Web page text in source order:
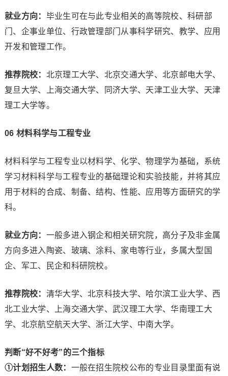
就业方向： 毕业生可在与此专业相关的高等院校、科研部
门、企事业单位、行政管理部门从事科学研究、教学、应用
开发和管理工作。
推荐院校： 北京理工大学、北京交通大学、北京邮电大学、
复旦大学、上海交通大学、同济大学、天津工业大学、天津
理工大学等。
06 材料科学与工程专业
材料科学与工程专业以材料学、化学、物理学为基础，系统
学习材料科学与工程专业的基础理论和实验技能，并将其应
用于材料的合成、制备、结构、性能、应用等方面研究的学
科。
就业方向： 一般多进入钢企和相关研究院，高分子及非金属
方向多进入陶瓷、玻璃、涂料、家电等行业，多属大型国
企、军工、民企和科研院校。
推荐院校： 清华大学、北京科技大学、哈尔滨工业大学、西
北工业大学、上海交通大学、武汉理工大学、华南理工大
学、北京航空航天大学、浙江大学、中南大学。
判断“好不好考”的三个指标
①计划招生人数： 一般在招生院校公布的专业目录里面有说